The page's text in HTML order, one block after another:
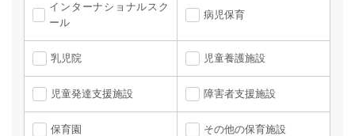
インターナショナルスク
ール
病児保育
乳児院 児童養護施設
児童発達支援施設 障害者支援施設
保育園 その他の保育施設